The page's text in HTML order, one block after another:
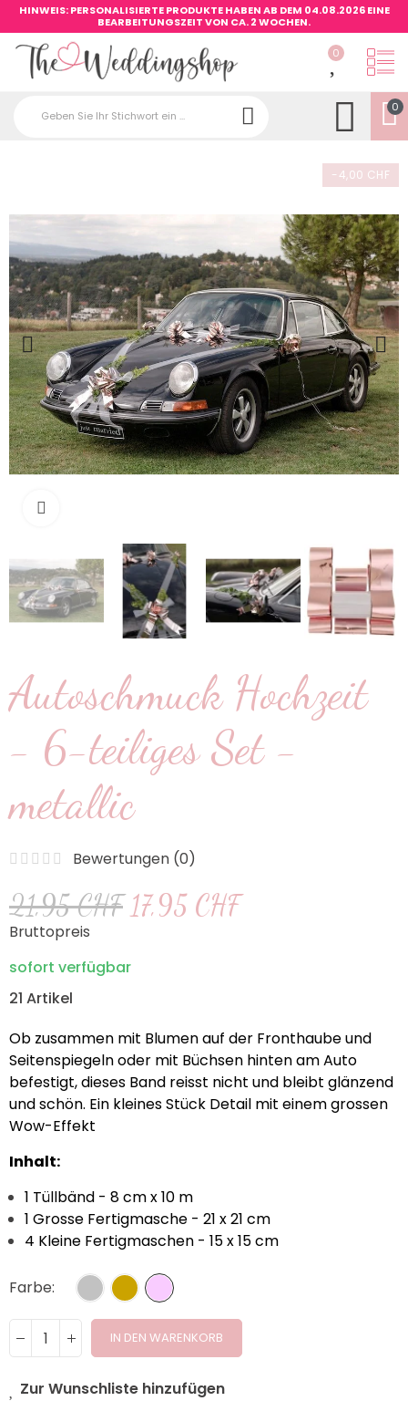
HINWEIS: PERSONALISIERTE PRODUKTE HABEN AB DEM 04.08.2026 EINE
BEARBEITUNGSZEIT VON CA. 2 WOCHEN.
0
0
-4,00 CHF
Autoschmuck Hochzeit
- 6-teiliges Set -
metallic
Bewertungen (0)
21,95 CHF 17,95 CHF
Bruttopreis
sofort verfügbar
21 Artikel
Ob zusammen mit Blumen auf der Fronthaube und
Seitenspiegeln oder mit Büchsen hinten am Auto
befestigt, dieses Band reisst nicht und bleibt glänzend
und schön. Ein kleines Stück Detail mit einem grossen
Wow-Effekt
Inhalt:
1 Tüllbänd - 8 cm x 10 m
1 Grosse Fertigmasche - 21 x 21 cm
4 Kleine Fertigmaschen - 15 x 15 cm
Farbe
IN DEN WARENKORB
Zur Wunschliste hinzufügen